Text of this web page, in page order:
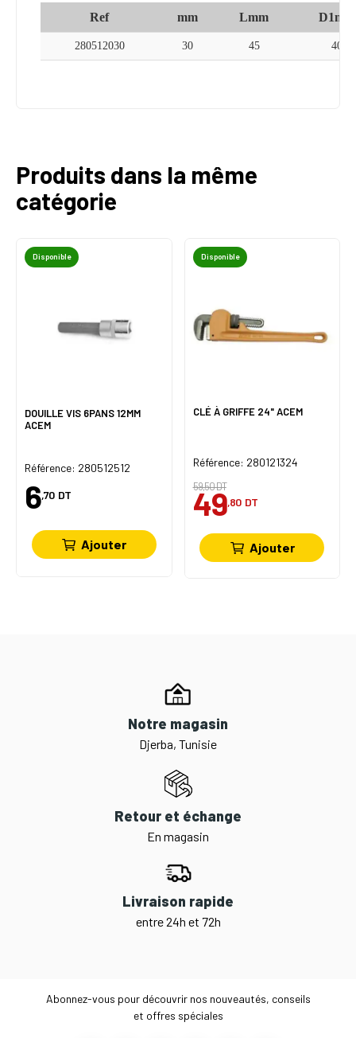
Ref mm Lmm D1mm
280512030 30 45 40
Produits dans la même
catégorie
Disponible
DOUILLE VIS 6PANS 12MM
ACEM
Référence: 280512512
6,70 DT
Ajouter
Disponible
CLÉ À GRIFFE 24" ACEM
Référence: 280121324
59,50 DT
49,80 DT
Ajouter
Notre magasin
Djerba, Tunisie
Retour et échange
En magasin
Livraison rapide
entre 24h et 72h
Abonnez-vous pour découvrir nos nouveautés, conseils
et offres spéciales